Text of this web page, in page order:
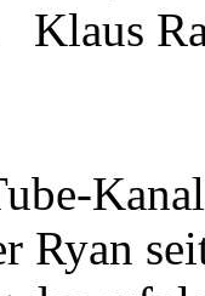
Klaus
Ryan